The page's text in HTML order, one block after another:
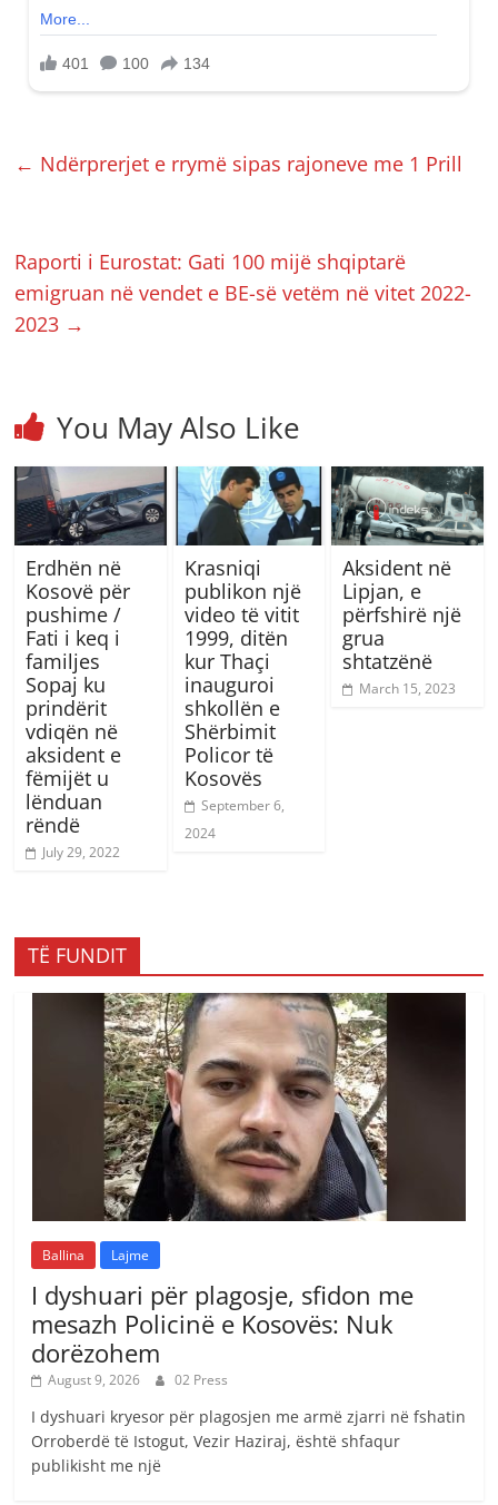
← Ndërprerjet e rrymë sipas rajoneve me 1 Prill
Raporti i Eurostat: Gati 100 mijë shqiptarë
emigruan në vendet e BE-së vetëm në vitet 2022-
2023 →
You May Also Like
Erdhën në
Kosovë për
pushime /
Fati i keq i
familjes
Sopaj ku
prindërit
vdiqën në
aksident e
fëmijët u
lënduan
rëndë
July 29, 2022
Krasniqi
publikon një
video të vitit
1999, ditën
kur Thaçi
inauguroi
shkollën e
Shërbimit
Policor të
Kosovës
September 6,
2024
Aksident në
Lipjan, e
përfshirë një
grua
shtatzënë
March 15, 2023
TË FUNDIT
Ballina Lajme
I dyshuari për plagosje, sfidon me
mesazh Policinë e Kosovës: Nuk
dorëzohem
August 9, 2026 02 Press
I dyshuari kryesor për plagosjen me armë zjarri në fshatin
Orroberdë të Istogut, Vezir Haziraj, është shfaqur
publikisht me një